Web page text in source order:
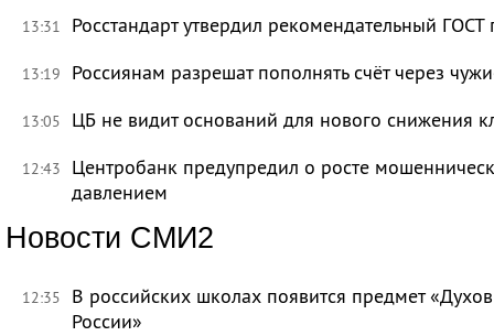
13:31 Росстандарт утвердил рекомендательный
13:19 Россиянам разрешат пополнять счёт через
13:05 ЦБ не видит оснований для нового снижения
12:43
Центробанк предупредил о росте
давлением
Новости СМИ2
12:35
В российских школах появится предмет
России»